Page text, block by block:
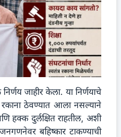
जाहीर केला. या निर्णयाचे
ठेवण्यात आला नसल्याने
हक्क दुर्लक्षित राहतील, अशी
बहिष्कार टाकण्याची